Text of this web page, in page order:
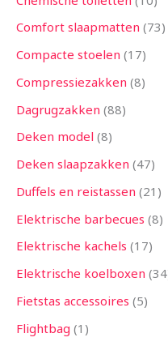
Comfort slaapmatten 73
Compacte stoelen 17
Compressiezakken 8
Dagrugzakken 88
Deken model 8
Deken slaapzakken 47
Duffels en reistassen 21
Elektrische barbecues 8
Elektrische kachels 17
Elektrische koelboxen 34
Fietstas accessoires 5
Flightbag 1